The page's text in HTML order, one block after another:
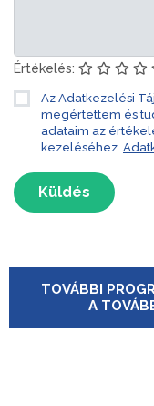
Értékelés:
Az Adatkezelési
megértettem és
adataim az
kezeléséhez.
Küldés
TOVÁBBI
A